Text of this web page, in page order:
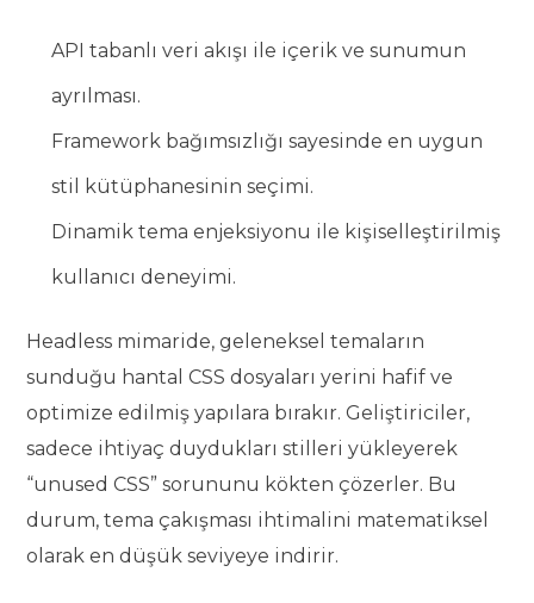
API tabanlı veri akışı ile içerik ve sunumun
ayrılması.
Framework bağımsızlığı sayesinde en uygun
stil kütüphanesinin seçimi.
Dinamik tema enjeksiyonu ile kişiselleştirilmiş
kullanıcı deneyimi.
Headless mimaride, geleneksel temaların
sunduğu hantal CSS dosyaları yerini hafif ve
optimize edilmiş yapılara bırakır. Geliştiriciler,
sadece ihtiyaç duydukları stilleri yükleyerek
“unused CSS” sorununu kökten çözerler. Bu
durum, tema çakışması ihtimalini matematiksel
olarak en düşük seviyeye indirir.